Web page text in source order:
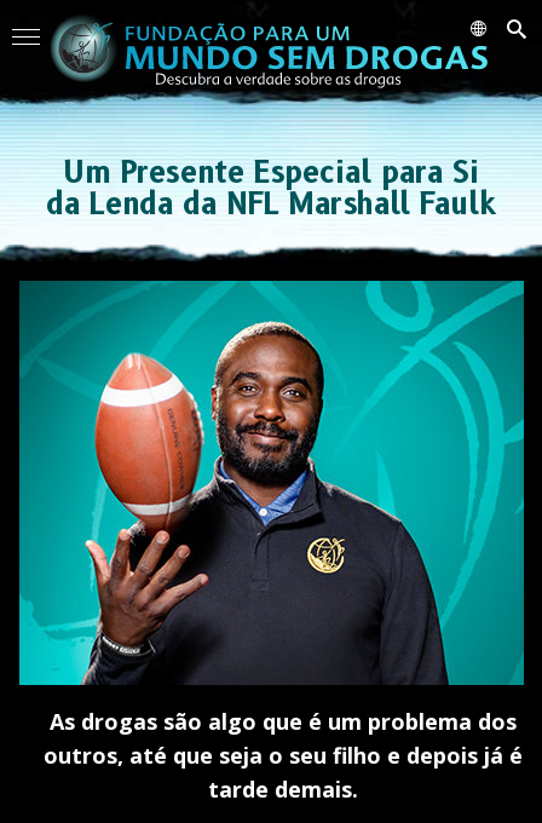
Um Presente Especial para Si
da Lenda da NFL Marshall Faulk
As drogas são algo que é um problema dos
outros, até que seja o seu filho e depois já é
tarde demais.